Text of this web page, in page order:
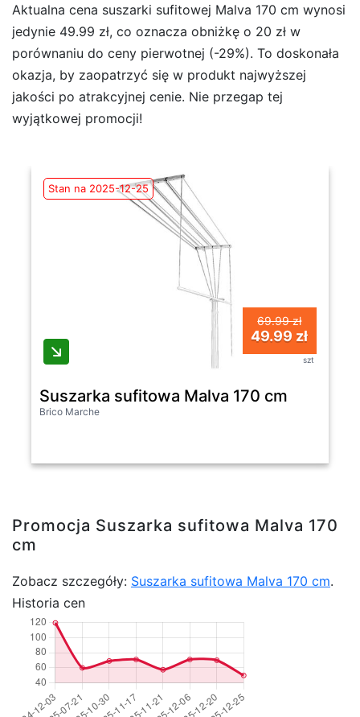
Aktualna cena suszarki sufitowej Malva 170 cm wynosi
jedynie 49.99 zł, co oznacza obniżkę o 20 zł w
porównaniu do ceny pierwotnej (-29%). To doskonała
okazja, by zaopatrzyć się w produkt najwyższej
jakości po atrakcyjnej cenie. Nie przegap tej
wyjątkowej promocji!
Stan na 2025-12-25
69.99 zł
49.99 zł
szt
Suszarka sufitowa Malva 170 cm
Brico Marche
Promocja Suszarka sufitowa Malva 170
cm
Zobacz szczegóły: Suszarka sufitowa Malva 170 cm.
Historia cen